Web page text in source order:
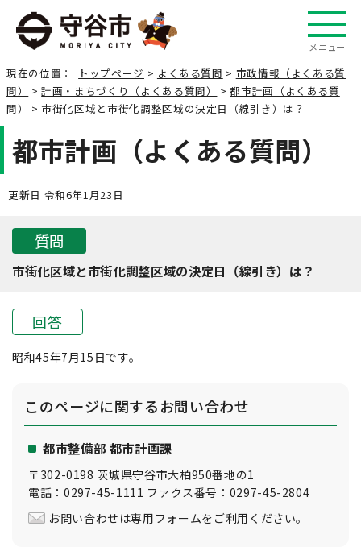
メニュー
現在の位置： トップページ > よくある質問 > 市政情報（よくある質
問）
>計画・まちづくり（よくある質問） >都市計画（よくある質
問）
> 市街化区域と市街化調整区域の決定日（線引き）は？
都市計画（よくある質問）
更新日 令和6年1月23日
質問
市街化区域と市街化調整区域の決定日（線引き）は？
回答
昭和45年7月15日です。
このページに関するお問い合わせ
都市整備部 都市計画課
〒302-0198 茨城県守谷市大柏950番地の1
電話：0297-45-1111 ファクス番号：0297-45-2804
お問い合わせは専用フォームをご利用ください。